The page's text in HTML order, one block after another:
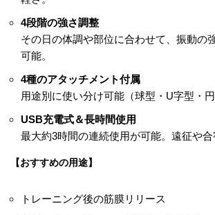
4段階の強さ調整
その日の体調や部位に合わせて、振動の
可能。
4種のアタッチメント付属
用途別に使い分け可能（球型・U字型・円
USB充電式＆長時間使用
最大約3時間の連続使用が可能。遠征や
【おすすめの用途】
トレーニング後の筋膜リリース